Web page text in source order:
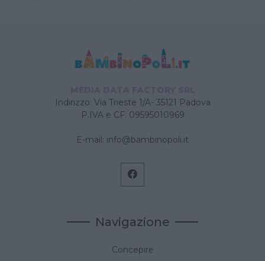
Indirizzo: Via Trieste 1/A- 35121 Padova
P.IVA e CF: 09595010969
E-mail: info@bambinopoli.it
Navigazione
Concepire